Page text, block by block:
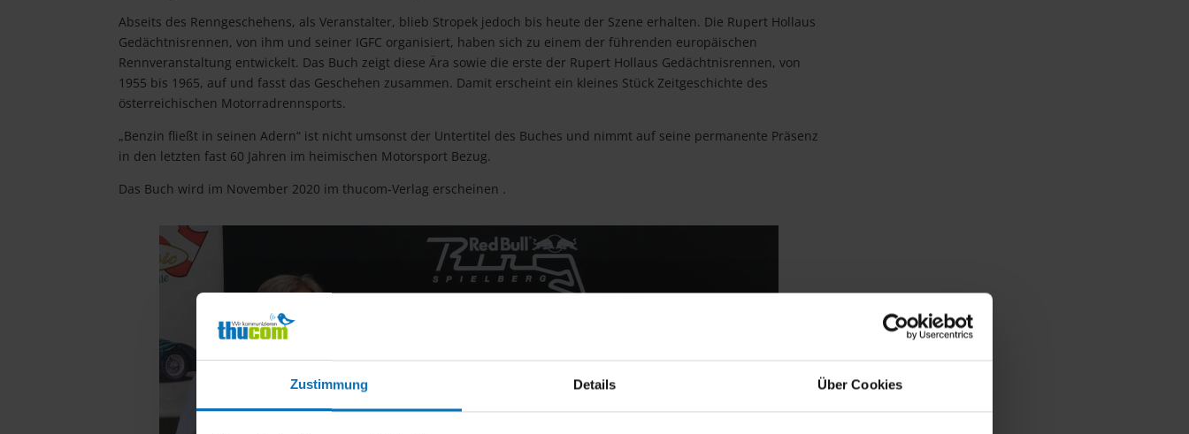
Zustimmung Details Über Cookies
Abseits des Renngeschehens, als Veranstalter, blieb Stropek jedoch bis heute der Szene erhalten. Die Rupert Hollaus
Gedächtnisrennen, von ihm und seiner IGFC organisiert, haben sich zu einem der führenden europäischen
Rennveranstaltung entwickelt. Das Buch zeigt diese Ära sowie die erste der Rupert Hollaus Gedächtnisrennen, von
1955 bis 1965, auf und fasst das Geschehen zusammen. Damit erscheint ein kleines Stück Zeitgeschichte des
österreichischen Motorradrennsports.
„Benzin fließt in seinen Adern“ ist nicht umsonst der Untertitel des Buches und nimmt auf seine permanente Präsenz
in den letzten fast 60 Jahren im heimischen Motorsport Bezug.
Das Buch wird im November 2020 im thucom-Verlag erscheinen .